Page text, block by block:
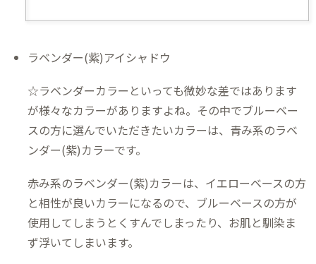
ラベンダー(紫)アイシャドウ
☆ラベンダーカラーといっても微妙な差ではあります
が様々なカラーがありますよね。その中でブルーベー
スの方に選んでいただきたいカラーは、青み系のラベ
ンダー(紫)カラーです。
赤み系のラベンダー(紫)カラーは、イエローベースの方
と相性が良いカラーになるので、ブルーベースの方が
使用してしまうとくすんでしまったり、お肌と馴染ま
ず浮いてしまいます。